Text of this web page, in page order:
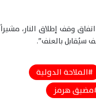
وقف إطلاق النار، مشيراً
سيُقابل بالعنف”.
الملاحة الدولية
مضيق هرمز